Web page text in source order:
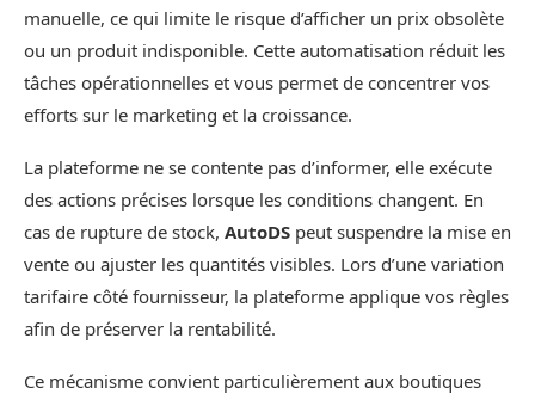
manuelle, ce qui limite le risque d’afficher un prix obsolète
ou un produit indisponible. Cette automatisation réduit les
tâches opérationnelles et vous permet de concentrer vos
efforts sur le marketing et la croissance.
La plateforme ne se contente pas d’informer, elle exécute
des actions précises lorsque les conditions changent. En
cas de rupture de stock, AutoDS peut suspendre la mise en
vente ou ajuster les quantités visibles. Lors d’une variation
tarifaire côté fournisseur, la plateforme applique vos règles
afin de préserver la rentabilité.
Ce mécanisme convient particulièrement aux boutiques